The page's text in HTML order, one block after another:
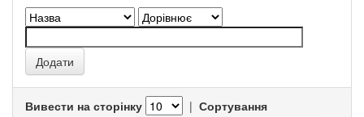
Вивести на сторінку | Сортування